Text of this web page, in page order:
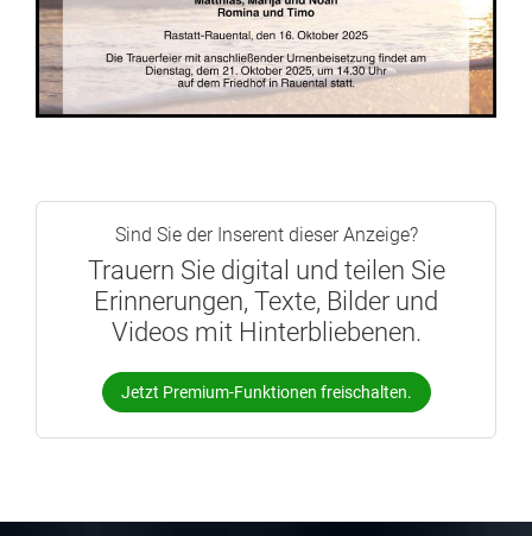
Sind Sie der Inserent dieser Anzeige?
Trauern Sie digital und teilen Sie
Erinnerungen, Texte, Bilder und
Videos mit Hinterbliebenen.
Jetzt Premium-Funktionen freischalten.